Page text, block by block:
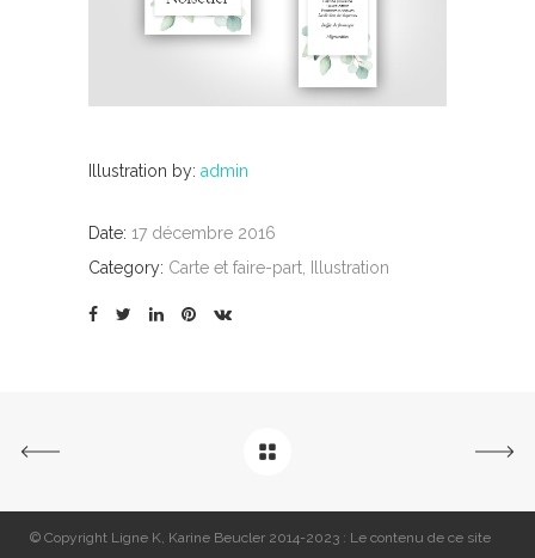
Carte et faire-part |Design | Identité visuelle
Illustration by: admin
Date: 17 décembre 2016
Category: Carte et faire-part, Illustration
© Copyright Ligne K, Karine Beucler 2014-2023 : Le contenu de ce site